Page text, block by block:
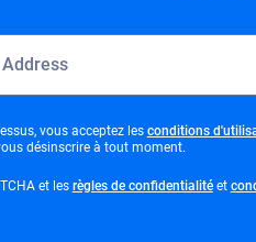
vous acceptez les conditions
désinscrire à tout moment.
et les règles de confidentialitéopens
et